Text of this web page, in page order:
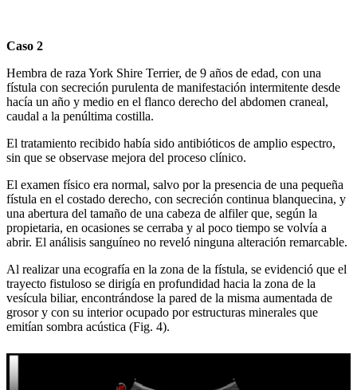
Caso 2
Hembra de raza York Shire Terrier, de 9 años de edad, con una
fístula con secreción purulenta de manifestación intermitente desde
hacía un año y medio en el flanco derecho del abdomen craneal,
caudal a la penúltima costilla.
El tratamiento recibido había sido antibióticos de amplio espectro,
sin que se observase mejora del proceso clínico.
El examen físico era normal, salvo por la presencia de una pequeña
fístula en el costado derecho, con secreción continua blanquecina, y
una abertura del tamaño de una cabeza de alfiler que, según la
propietaria, en ocasiones se cerraba y al poco tiempo se volvía a
abrir. El análisis sanguíneo no reveló ninguna alteración remarcable.
Al realizar una ecografía en la zona de la fístula, se evidenció que el
trayecto fistuloso se dirigía en profundidad hacia la zona de la
vesícula biliar, encontrándose la pared de la misma aumentada de
grosor y con su interior ocupado por estructuras minerales que
emitían sombra acústica (Fig. 4).